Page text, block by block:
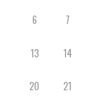
6 7
13 14
20 21